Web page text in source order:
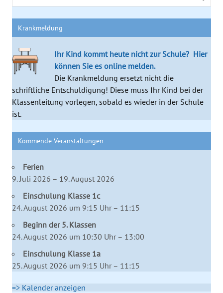
Krankmeldung
Ihr Kind kommt heute nicht zur Schule? Hier
können Sie es online melden.
Die Krankmeldung ersetzt nicht die
schriftliche Entschuldigung! Diese muss Ihr Kind bei der
Klassenleitung vorlegen, sobald es wieder in der Schule
ist.
Kommende Veranstaltungen
Ferien
9. Juli 2026 – 19. August 2026
Einschulung Klasse 1c
24. August 2026 um 9:15 Uhr – 11:15
Beginn der 5. Klassen
24. August 2026 um 10:30 Uhr – 13:00
Einschulung Klasse 1a
25. August 2026 um 9:15 Uhr – 11:15
=> Kalender anzeigen